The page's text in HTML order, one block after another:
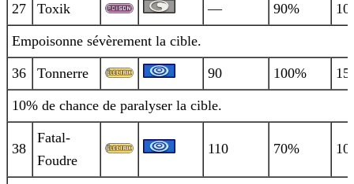
27 Toxik — 90% 10
Empoisonne sévèrement la cible.
36 Tonnerre 90 100% 15
10% de chance de paralyser la cible.
38
Fatal-
Foudre
110 70% 10